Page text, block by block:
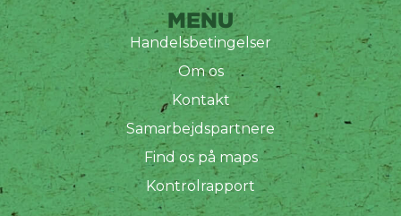
MENU
Handelsbetingelser
Om os
Kontakt
Samarbejdspartnere
Find os på maps
Kontrolrapport